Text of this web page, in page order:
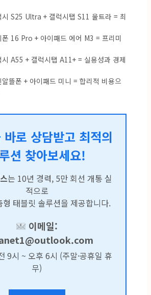
S25 Ultra + 갤럭시탭 S11 울트라 = 최
16 Pro + 아이패드 에어 M3 = 프리미
A55 + 갤럭시탭 A11+ = 실용성과 경제
뜰폰 + 아이패드 미니 = 합리적 비용으
바로 상담받고 최적의
션 찾아보세요!
는 10년 경력, 5만 회선 개통 실
적으로
형 태블릿 솔루션을 제공합니다.
이메일:
9시 ~ 오후 6시 (주말·공휴일 휴
무)